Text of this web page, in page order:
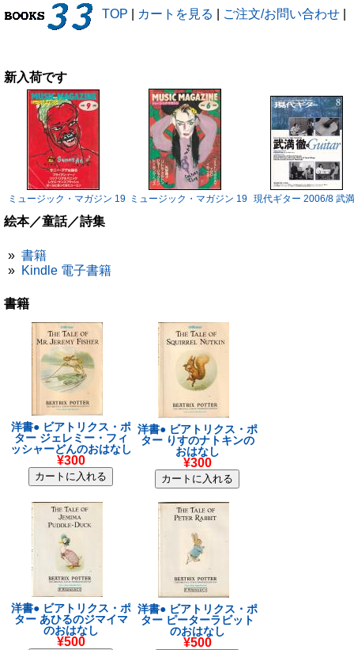
TOP カートを見る ご注文/お問い合わせ
新入荷です
ミュージック・マガジン 1983/9 サニー・アデミュージック・マガジン 1983/6 ボーイ・ジョージ
現代ギター 2006/8 武
絵本／童話／詩集
» 書籍
» Kindle 電子書籍
書籍
洋書● ビアトリクス・ポ
ター ジェレミー・フィ
ッシャーどんのおはなし
¥300
洋書● ビアトリクス・ポ
ター りすのナトキンの
おはなし
¥300
洋書● ビアトリクス・ポ
ター あひるのジマイマ
のおはなし
¥500
洋書● ビアトリクス・ポ
ター ピーターラビット
のおはなし
¥500